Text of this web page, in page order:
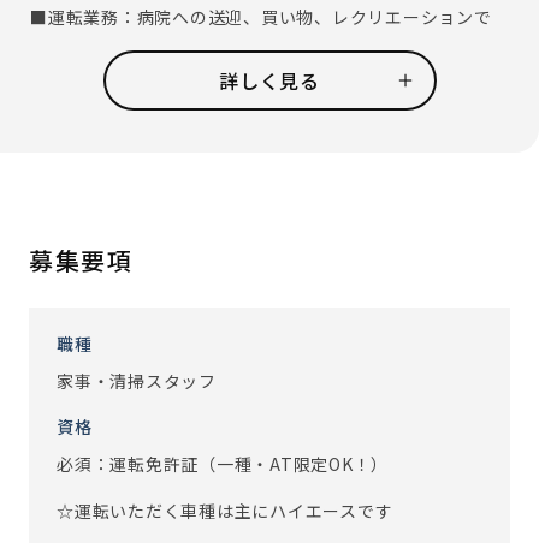
■運転業務：病院への送迎、買い物、レクリエーションで
外出する際の運転
※ご入居者が乗車される際は、介護スタッフが付き添いま
すので、介護の資格は必要ありません。
仕事して頂きます。
「自分のしたことで喜んでくれる人がいる。誰かの役に立て
9：00 朝礼（1日の流れを確認）
9：10 清掃、洗濯
9：30 備品管理（納品、在庫確認）
10：30 病院へ送迎
11：30 お茶出し、昼食配膳
詳しく見る
募集要項
職種
家事・清掃スタッフ
資格
必須：運転免許証（一種・AT限定OK！）
☆運転いただく車種は主にハイエースです